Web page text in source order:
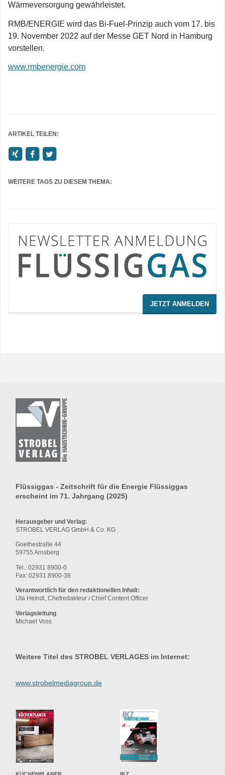
Wärmeversorgung gewährleistet.
RMB/ENERGIE wird das Bi-Fuel-Prinzip auch vom 17. bis
19. November 2022 auf der Messe GET Nord in Hamburg
vorstellen.
www.rmbenergie.com
ARTIKEL TEILEN:
WEITERE TAGS ZU DIESEM THEMA:
JETZT ANMELDEN
Flüssiggas - Zeitschrift für die Energie Flüssiggas
erscheint im 71. Jahrgang (2025)
Herausgeber und Verlag:
STROBEL VERLAG GmbH & Co. KG
Goethestraße 44
59755 Arnsberg
Tel.: 02931 8900-0
Fax: 02931 8900-38
Verantwortlich für den redaktionellen Inhalt:
Uta Heindl, Chefredakteur / Chief Content Officer
Verlagsleitung
Michael Voss
Weitere Titel des STROBEL VERLAGES im Internet:
www.strobelmediagroup.de